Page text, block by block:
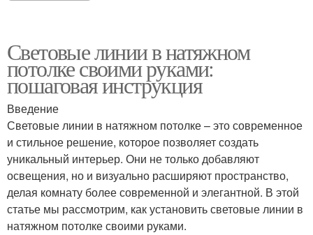
Световые линии в натяжном
потолке своими руками:
пошаговая инструкция
Введение
Световые линии в натяжном потолке – это современное
и стильное решение, которое позволяет создать
уникальный интерьер. Они не только добавляют
освещения, но и визуально расширяют пространство,
делая комнату более современной и элегантной. В этой
статье мы рассмотрим, как установить световые линии в
натяжном потолке своими руками.